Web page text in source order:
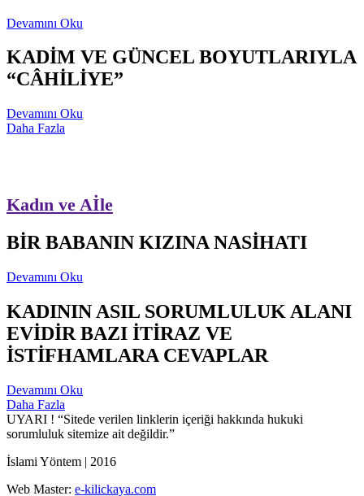
Devamını Oku
KADİM VE GÜNCEL BOYUTLARIYLA
“CÂHİLİYE”
Devamını Oku
Daha Fazla
Kadın ve Aİle
BİR BABANIN KIZINA NASİHATI
Devamını Oku
KADININ ASIL SORUMLULUK ALANI
EVİDİR BAZI İTİRAZ VE
İSTİFHAMLARA CEVAPLAR
Devamını Oku
Daha Fazla
UYARI ! “Sitede verilen linklerin içeriği hakkında hukuki
sorumluluk sitemize ait değildir.”
İslami Yöntem | 2016
Web Master: e-kilickaya.com